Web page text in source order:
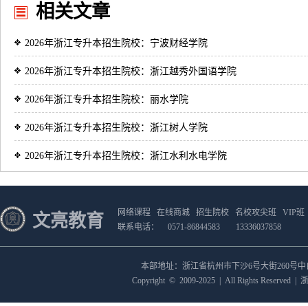
相关文章
2026年浙江专升本招生院校：宁波财经学院
2026年浙江专升本招生院校：浙江越秀外国语学院
2026年浙江专升本招生院校：丽水学院
2026年浙江专升本招生院校：浙江树人学院
2026年浙江专升本招生院校：浙江水利水电学院
文亮教育 网络课程 在线商城 招生院校 名校攻尖班
VIP班
联系电话：
0571-86844583 13336037858
本部地址：浙江省杭州市下沙6号大街260号
Copyright © 2009-2025 | All Rights Reserved |